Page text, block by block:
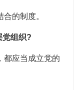
的制度。
组织?
应当成立党的